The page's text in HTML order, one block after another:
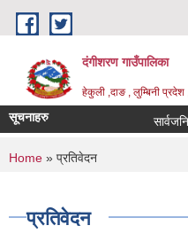
Skip to main content
दंगीशरण गाउँपालिका
हेकुली ,दाङ , लुम्बिनी प्रदेश
सूचनाहरु
You are here
Home » प्रतिवेदन
प्रतिवेदन